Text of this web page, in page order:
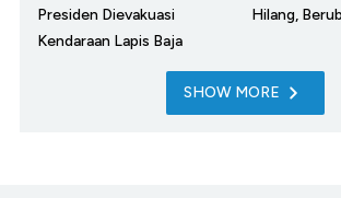
Presiden Dievakuasi
Kendaraan Lapis Baja
Hilang,
SHOW MORE